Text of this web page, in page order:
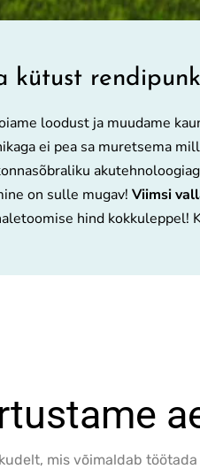
loodust ja muudame
ei pea sa muretsema
on sulle mugav! Viimsi
hind kokkuleppel!
mis võimaldab